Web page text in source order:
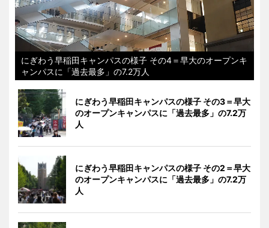
にぎわう早稲田キャンパスの様子 その4＝早大のオープンキ
ャンパスに「過去最多」の7.2万人
にぎわう早稲田キャンパスの様子 その3＝早大
のオープンキャンパスに「過去最多」の7.2万
人
にぎわう早稲田キャンパスの様子 その2＝早大
のオープンキャンパスに「過去最多」の7.2万
人